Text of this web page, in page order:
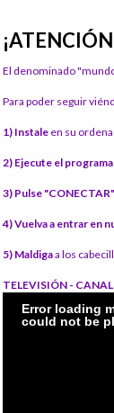
El denominado
Para poder seguir
1) Instale en su
2) Ejecute el programa
3) Pulse "CONECTAR"
4) Vuelva a entrar en
5) Maldigaa los
TELEVISIÓN -